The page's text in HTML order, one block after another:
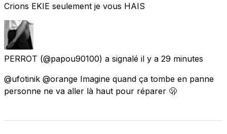
Crions EKIE seulement je vous HAIS
PERROT (@papou90100) a signalé il y a 29 minutes
@ufotinik @orange Imagine quand ça tombe en panne
personne ne va aller là haut pour réparer 🫢